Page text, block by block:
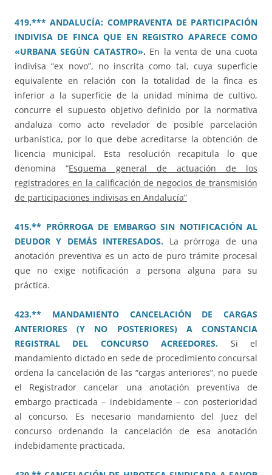
419.*** ANDALUCÍA: COMPRAVENTA DE PARTICIPACIÓN
INDIVISA DE FINCA QUE EN REGISTRO APARECE COMO
«URBANA SEGÚN CATASTRO». En la venta de una cuota
indivisa “ex novo”, no inscrita como tal, cuya superficie
equivalente en relación con la totalidad de la finca es
inferior a la superficie de la unidad mínima de cultivo,
concurre el supuesto objetivo definido por la normativa
andaluza como acto revelador de posible parcelación
urbanística, por lo que debe acreditarse la obtención de
licencia municipal. Esta resolución recapitula lo que
denomina “Esquema general de actuación de los
registradores en la calificación de negocios de transmisión
de participaciones indivisas en Andalucía”
415.** PRÓRROGA DE EMBARGO SIN NOTIFICACIÓN AL
DEUDOR Y DEMÁS INTERESADOS. La prórroga de una
anotación preventiva es un acto de puro trámite procesal
que no exige notificación a persona alguna para su
práctica.
423.** MANDAMIENTO CANCELACIÓN DE CARGAS
ANTERIORES (Y NO POSTERIORES) A CONSTANCIA
REGISTRAL DEL CONCURSO ACREEDORES. Si el
mandamiento dictado en sede de procedimiento concursal
ordena la cancelación de las “cargas anteriores”, no puede
el Registrador cancelar una anotación preventiva de
embargo practicada – indebidamente – con posterioridad
al concurso. Es necesario mandamiento del Juez del
concurso ordenando la cancelación de esa anotación
indebidamente practicada.